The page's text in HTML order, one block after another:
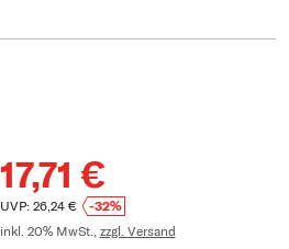
17,71 €
UVP: 26,24 €
-32%
inkl. 20% MwSt., zzgl. Versand